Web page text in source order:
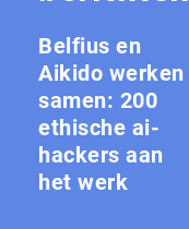
Belfius en
Aikido werken
samen: 200
ethische ai-
hackers aan
het werk